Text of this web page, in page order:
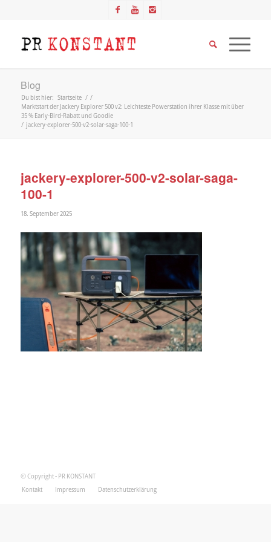
Blog
Du bist hier: Startseite / /
Marktstart der Jackery Explorer 500 v2: Leichteste Powerstation ihrer Klasse mit über
35 % Early-Bird-Rabatt und Goodie
/ jackery-explorer-500-v2-solar-saga-100-1
jackery-explorer-500-v2-solar-saga-
100-1
18. September 2025
© Copyright - PR KONSTANT
Kontakt
Impressum Datenschutzerklärung